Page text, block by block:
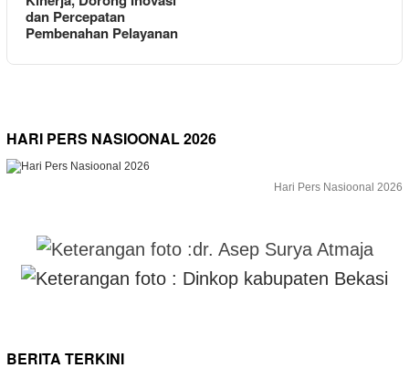
dan Percepatan
Pembenahan Pelayanan
HARI PERS NASIOONAL 2026
Hari Pers Nasioonal 2026
BERITA TERKINI
PEMERINTAHAN Agustus 8, 2026